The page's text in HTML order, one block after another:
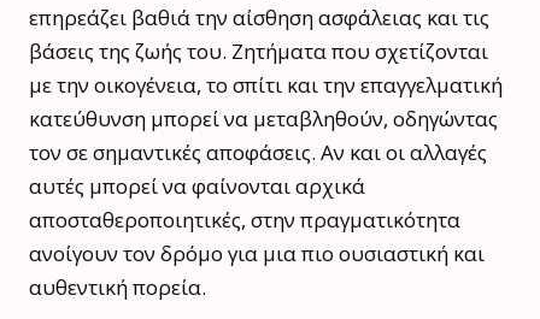
επηρεάζει βαθιά την αίσθηση ασφάλειας και τις
βάσεις της ζωής του. Ζητήματα που σχετίζονται
με την οικογένεια, το σπίτι και την επαγγελματική
κατεύθυνση μπορεί να μεταβληθούν, οδηγώντας
τον σε σημαντικές αποφάσεις. Αν και οι αλλαγές
αυτές μπορεί να φαίνονται αρχικά
αποσταθεροποιητικές, στην πραγματικότητα
ανοίγουν τον δρόμο για μια πιο ουσιαστική και
αυθεντική πορεία.